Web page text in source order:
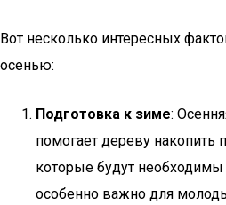
Вот несколько интересных
осенью:
Подготовка к зиме:
помогает дереву накопить
которые будут
особенно важно для